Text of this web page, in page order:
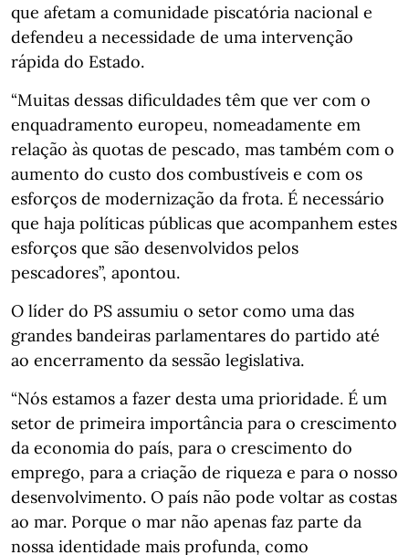
que afetam a comunidade piscatória nacional e
defendeu a necessidade de uma intervenção
rápida do Estado.
“Muitas dessas dificuldades têm que ver com o
enquadramento europeu, nomeadamente em
relação às quotas de pescado, mas também com o
aumento do custo dos combustíveis e com os
esforços de modernização da frota. É necessário
que haja políticas públicas que acompanhem estes
esforços que são desenvolvidos pelos
pescadores”, apontou.
O líder do PS assumiu o setor como uma das
grandes bandeiras parlamentares do partido até
ao encerramento da sessão legislativa.
“Nós estamos a fazer desta uma prioridade. É um
setor de primeira importância para o crescimento
da economia do país, para o crescimento do
emprego, para a criação de riqueza e para o nosso
desenvolvimento. O país não pode voltar as costas
ao mar. Porque o mar não apenas faz parte da
nossa identidade mais profunda, como